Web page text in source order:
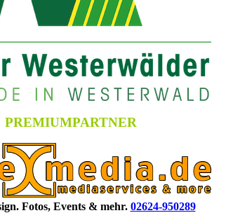
PREMIUMPARTNER
Fotos, Events & mehr. 02624-950289